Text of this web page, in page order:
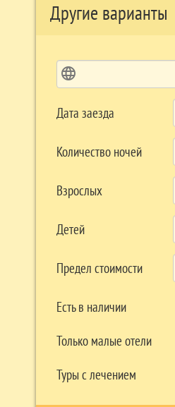
Другие варианты
language
Дата заезда
Количество ночей
Взрослых
Детей
Предел стоимости
Есть в наличии
Только малые отели
Туры с лечением